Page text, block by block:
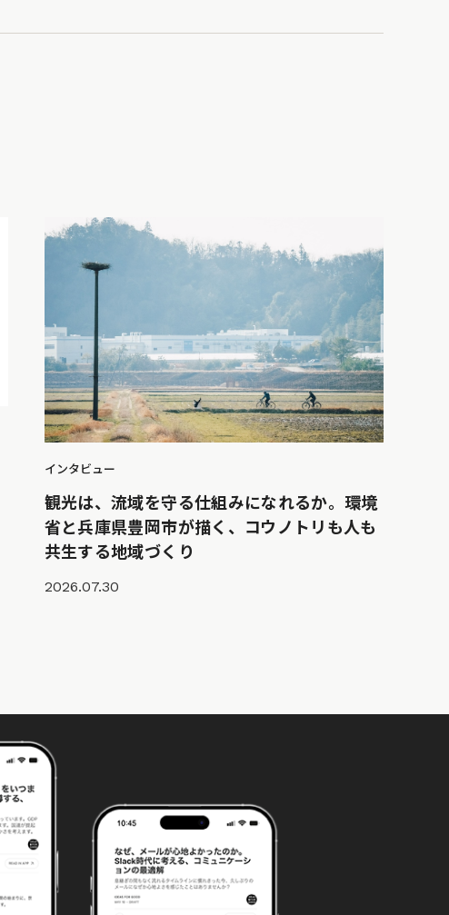
インタビュー
観光は、流域を守る仕組みになれるか。環境
省と兵庫県豊岡市が描く、コウノトリも人も
共生する地域づくり
2026.07.30